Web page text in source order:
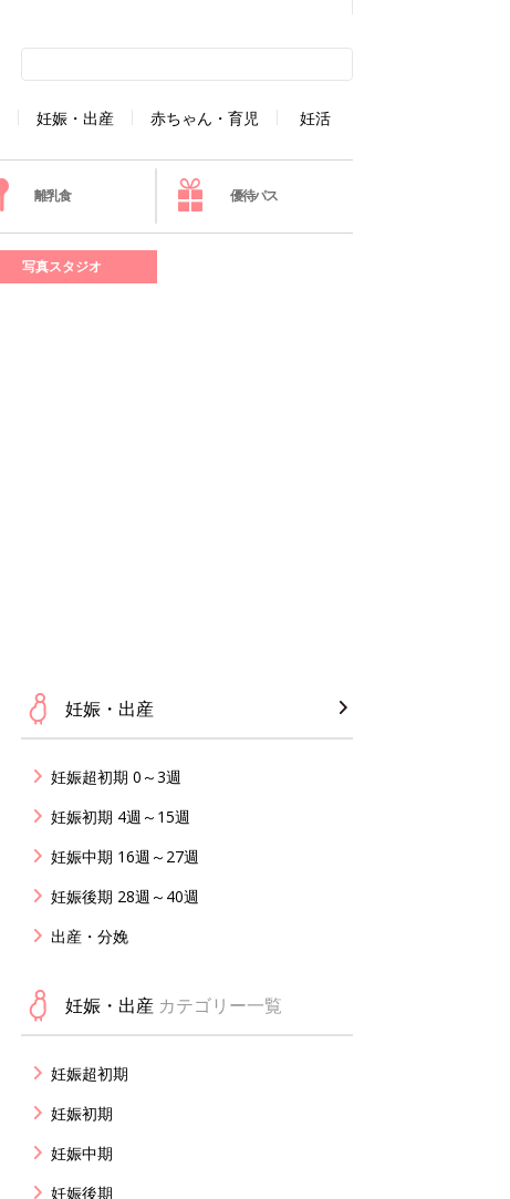
妊娠・出産 赤ちゃん・育児 妊活
離乳食 優待パス
写真スタジオ
妊娠・出産
妊娠超初期 0～3週
妊娠初期 4週～15週
妊娠中期 16週～27週
妊娠後期 28週～40週
出産・分娩
妊娠・出産 カテゴリー一覧
妊娠超初期
妊娠初期
妊娠中期
妊娠後期